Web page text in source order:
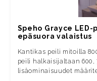
Speho Grayce
epäsuora valaistus
Kantikas peili mitoilla
peili halkaisijaltaan 600,
lisäominaisuudet